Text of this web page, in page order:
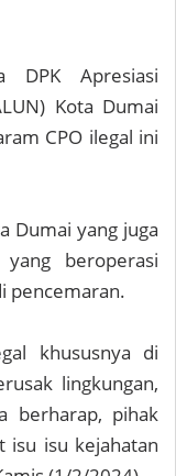
DPK Apresiasi
Kota Dumai
CPO ilegal ini
Dumai yang juga
beroperasi
pencemaran.
khususnya di
lingkungan,
berharap, pihak
isu isu kejahatan